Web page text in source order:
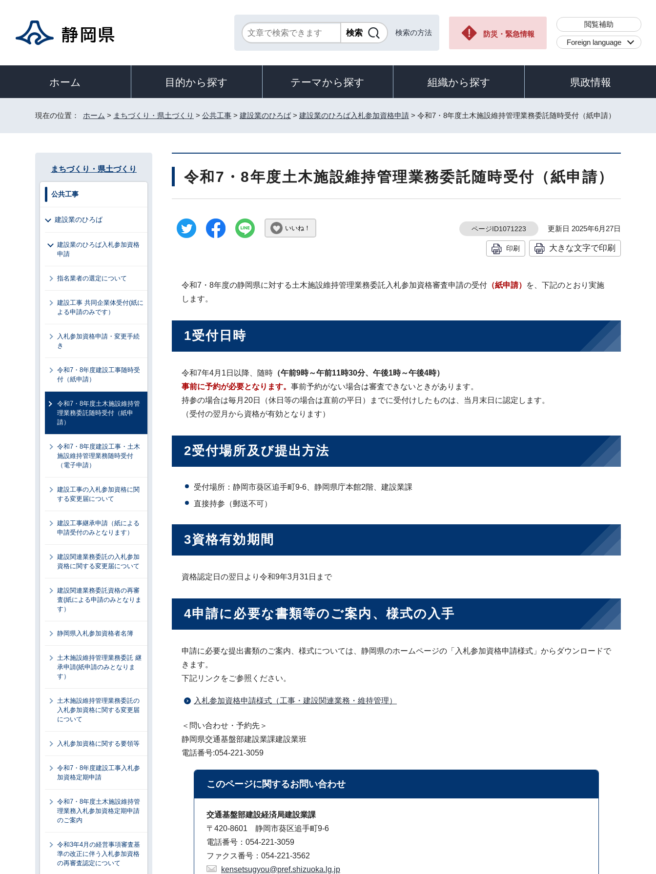
検索の方法 防災・緊急情報
閲覧補助
Foreign language
ホーム 目的から探す テーマから探す 組織から探す 県政情報
現在の位置： ホーム > まちづくり・県土づくり > 公共工事 > 建設業のひろば> 建設業のひろば入札参加資格申請 > 令和7・8年度土木施設維持管理業務委託随時受付（紙申請）
令和7・8年度土木施設維持管理業務委託随時受付（紙申請）
いいね！ ページID1071223 更新日 2025年6月27日
印刷 大きな文字で印刷
令和7・8年度の静岡県に対する土木施設維持管理業務委託入札参加資格審査申請の受付 （紙申請）
を、下記のとおり実施
します。
1受付日時
令和7年4月1日以降、随時 （午前9時～午前11時30分、午後1時～午後4時）
事前に予約が必要となります。 事前予約がない場合は審査できないときがあります。
持参の場合は毎月20日（休日等の場合は直前の平日）までに受付けしたものは、当月末日に認定します。
（受付の翌月から資格が有効となります）
2受付場所及び提出方法
受付場所：静岡市葵区追手町9-6、静岡県庁本館2階、建設業課
直接持参（郵送不可）
3資格有効期間
資格認定日の翌日より令和9年3月31日まで
4申請に必要な書類等のご案内、様式の入手
申請に必要な提出書類のご案内、様式については、静岡県のホームページの「入札参加資格申請様式」からダウンロードで
きます。
下記リンクをご参照ください。
入札参加資格申請様式（工事・建設関連業務・維持管理）
＜問い合わせ・予約先＞
静岡県交通基盤部建設業課建設業班
電話番号:054-221-3059
このページに関するお問い合わせ
交通基盤部建設経済局建設業課
〒420-8601 静岡市葵区追手町9-6
電話番号：054-221-3059
ファクス番号：054-221-3562
kensetsugyou@pref.shizuoka.lg.jp
まちづくり・県土づくり
公共工事
建設業のひろば
建設業のひろば入札参加資格
申請
指名業者の選定について
建設工事 共同企業体受付(紙に
よる申請のみです）
入札参加資格申請・変更手続
き
令和7・8年度建設工事随時受
付（紙申請）
令和7・8年度土木施設維持管
理業務委託随時受付（紙申
請）
令和7・8年度建設工事・土木
施設維持管理業務随時受付
（電子申請）
建設工事の入札参加資格に関
する変更届について
建設工事継承申請（紙による
申請受付のみとなります）
建設関連業務委託の入札参加
資格に関する変更届について
建設関連業務委託資格の再審
査(紙による申請のみとなりま
す）
静岡県入札参加資格者名簿
土木施設維持管理業務委託 継
承申請(紙申請のみとなりま
す）
土木施設維持管理業務委託の
入札参加資格に関する変更届
について
入札参加資格に関する要領等
令和7・8年度建設工事入札参
加資格定期申請
令和7・8年度土木施設維持管
理業務入札参加資格定期申請
のご案内
令和3年4月の経営事項審査基
準の改正に伴う入札参加資格
の再審査認定について